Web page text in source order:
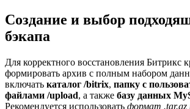
Создание и выбор
бэкапа
Для корректного восстановления Битрикс
формировать архив с полным набором
включать каталог /bitrix, папку с
файлами /upload, а также базу данных
Рекомендуется использовать формат .tar.gz